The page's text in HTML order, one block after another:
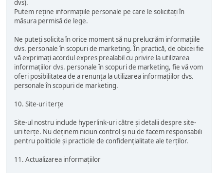
dvs).
Putem reține informațiile personale pe care le solicitați în
măsura permisă de lege.
Ne puteți solicita în orice moment să nu prelucrăm informațiile
dvs. personale în scopuri de marketing. În practică, de obicei fie
vă exprimați acordul expres prealabil cu privire la utilizarea
informațiilor dvs. personale în scopuri de marketing, fie vă vom
oferi posibilitatea de a renunța la utilizarea informațiilor dvs.
personale în scopuri de marketing.
10. Site-uri terțe
Site-ul nostru include hyperlink-uri către și detalii despre site-
uri terțe. Nu deținem niciun control și nu de facem responsabili
pentru politicile și practicile de confidențialitate ale terților.
11. Actualizarea informațiilor